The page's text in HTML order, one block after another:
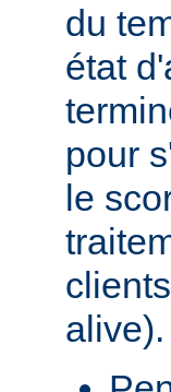
du
état
pour
le